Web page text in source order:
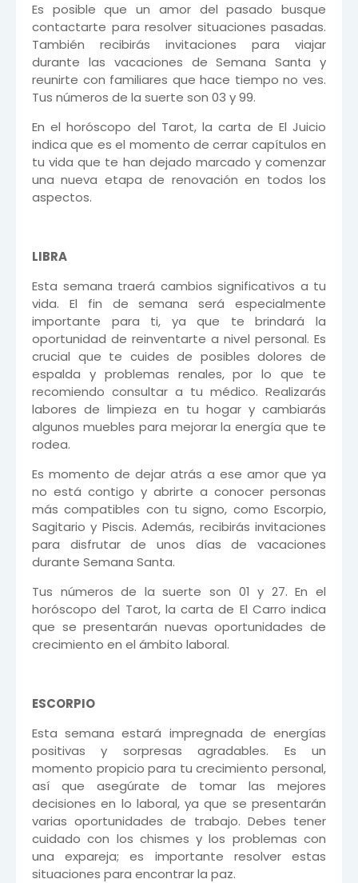
Es posible que un amor del pasado busque
contactarte para resolver situaciones pasadas.
También recibirás invitaciones para viajar
durante las vacaciones de Semana Santa y
reunirte con familiares que hace tiempo no ves.
Tus números de la suerte son 03 y 99.
En el horóscopo del Tarot, la carta de El Juicio
indica que es el momento de cerrar capítulos en
tu vida que te han dejado marcado y comenzar
una nueva etapa de renovación en todos los
aspectos.
LIBRA
Esta semana traerá cambios significativos a tu
vida. El fin de semana será especialmente
importante para ti, ya que te brindará la
oportunidad de reinventarte a nivel personal. Es
crucial que te cuides de posibles dolores de
espalda y problemas renales, por lo que te
recomiendo consultar a tu médico. Realizarás
labores de limpieza en tu hogar y cambiarás
algunos muebles para mejorar la energía que te
rodea.
Es momento de dejar atrás a ese amor que ya
no está contigo y abrirte a conocer personas
más compatibles con tu signo, como Escorpio,
Sagitario y Piscis. Además, recibirás invitaciones
para disfrutar de unos días de vacaciones
durante Semana Santa.
Tus números de la suerte son 01 y 27. En el
horóscopo del Tarot, la carta de El Carro indica
que se presentarán nuevas oportunidades de
crecimiento en el ámbito laboral.
ESCORPIO
Esta semana estará impregnada de energías
positivas y sorpresas agradables. Es un
momento propicio para tu crecimiento personal,
así que asegúrate de tomar las mejores
decisiones en lo laboral, ya que se presentarán
varias oportunidades de trabajo. Debes tener
cuidado con los chismes y los problemas con
una expareja; es importante resolver estas
situaciones para encontrar la paz.